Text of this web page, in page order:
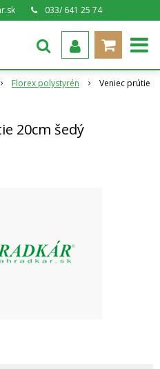
033/ 641 25 74
Florex polystyrén
Veniec prútie
20cm šedý